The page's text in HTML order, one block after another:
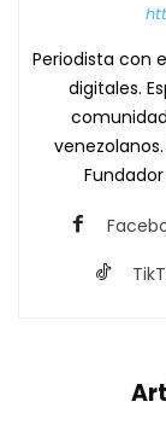
Periodista con
digitales.